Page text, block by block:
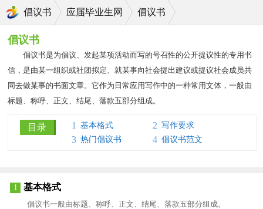
倡议书 应届毕业生网 倡议书
倡议书
倡议书是为倡议、发起某项活动而写的号召性的公开提议性的专用书
信，是由某一组织或社团拟定、就某事向社会提出建议或提议社会成员共
同去做某事的书面文章。它作为日常应用写作中的一种常用文体，一般由
标题、称呼、正文、结尾、落款五部分组成。
目录 1 基本格式 2 写作要求
3 热门倡议书 4 倡议书范文
1 基本格式
倡议书一般由标题、称呼、正文、结尾、落款五部分组成。